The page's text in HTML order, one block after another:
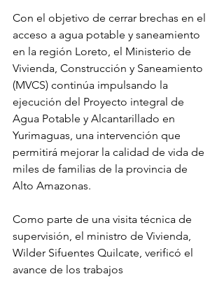
Con el objetivo de cerrar brechas en el
acceso a agua potable y saneamiento
en la región Loreto, el Ministerio de
Vivienda, Construcción y Saneamiento
(MVCS) continúa impulsando la
ejecución del Proyecto integral de
Agua Potable y Alcantarillado en
Yurimaguas, una intervención que
permitirá mejorar la calidad de vida de
miles de familias de la provincia de
Alto Amazonas.
Como parte de una visita técnica de
supervisión, el ministro de Vivienda,
Wilder Sifuentes Quilcate, verificó el
avance de los trabajos